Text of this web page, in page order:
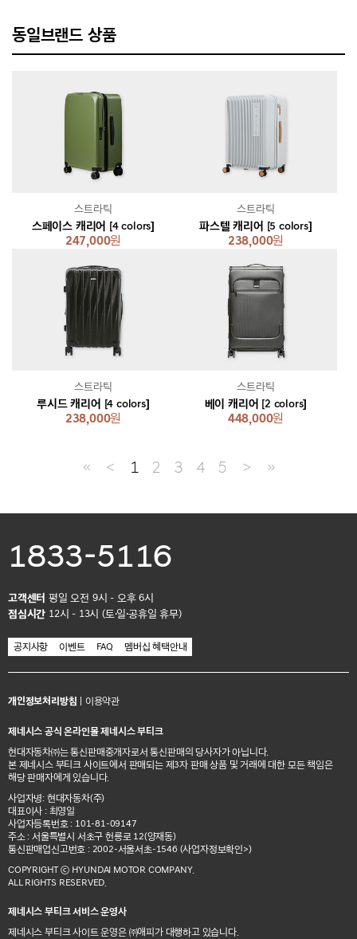
동일브랜드 상품
스페이스 캐리어 [4 colors]
247,000원
스트라틱
파스텔 캐리어 [5 colors]
238,000원
스트라틱
루시드 캐리어 [4 colors]
238,000원
스트라틱
베이 캐리어 [2 colors]
448,000원
스트라틱
≪ ＜ 1 2 3 4 5 ＞ ≫
1833-5116
고객센터 평일 오전 9시 - 오후 6시
점심시간 12시 - 13시 (토·일·공휴일 휴무)
공지사항 이벤트 FAQ 멤버십 혜택안내
개인정보처리방침 이용약관
제네시스 공식 온라인몰 제네시스 부티크
현대자동차㈜는 통신판매중개자로서 통신판매의 당사자가 아닙니다.
본 제네시스 부티크 사이트에서 판매되는 제3자 판매 상품 및 거래에 대한 모든 책임은
해당 판매자에게 있습니다.
사업자명: 현대자동차(주)
대표이사 : 최영일
사업자등록번호 : 101-81-09147
주소 : 서울특별시 서초구 헌릉로 12(양재동)
통신판매업신고번호 : 2002-서울서초-1546 (사업자정보확인>)
COPYRIGHT ⓒ HYUNDAI MOTOR COMPANY.
ALL RIGHTS RESERVED.
제네시스 부티크 서비스 운영사
제네시스 부티크 사이트 운영은 ㈜애피가 대행하고 있습니다.